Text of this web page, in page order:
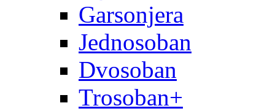
Garsonjera
Jednosoban
Dvosoban
Trosoban+